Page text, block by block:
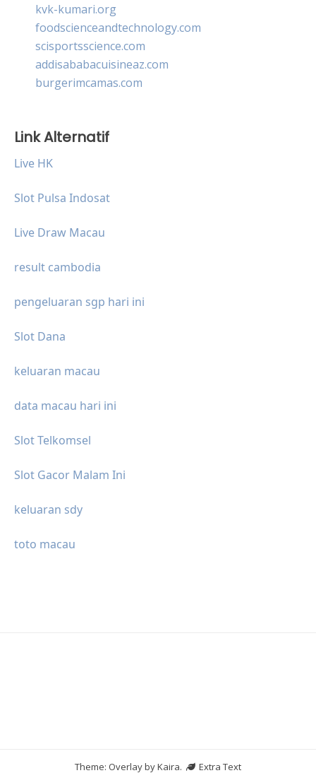
kvk-kumari.org
foodscienceandtechnology.com
scisportsscience.com
addisababacuisineaz.com
burgerimcamas.com
Link Alternatif
Live HK
Slot Pulsa Indosat
Live Draw Macau
result cambodia
pengeluaran sgp hari ini
Slot Dana
keluaran macau
data macau hari ini
Slot Telkomsel
Slot Gacor Malam Ini
keluaran sdy
toto macau
Theme: Overlay byKaira. Extra Text